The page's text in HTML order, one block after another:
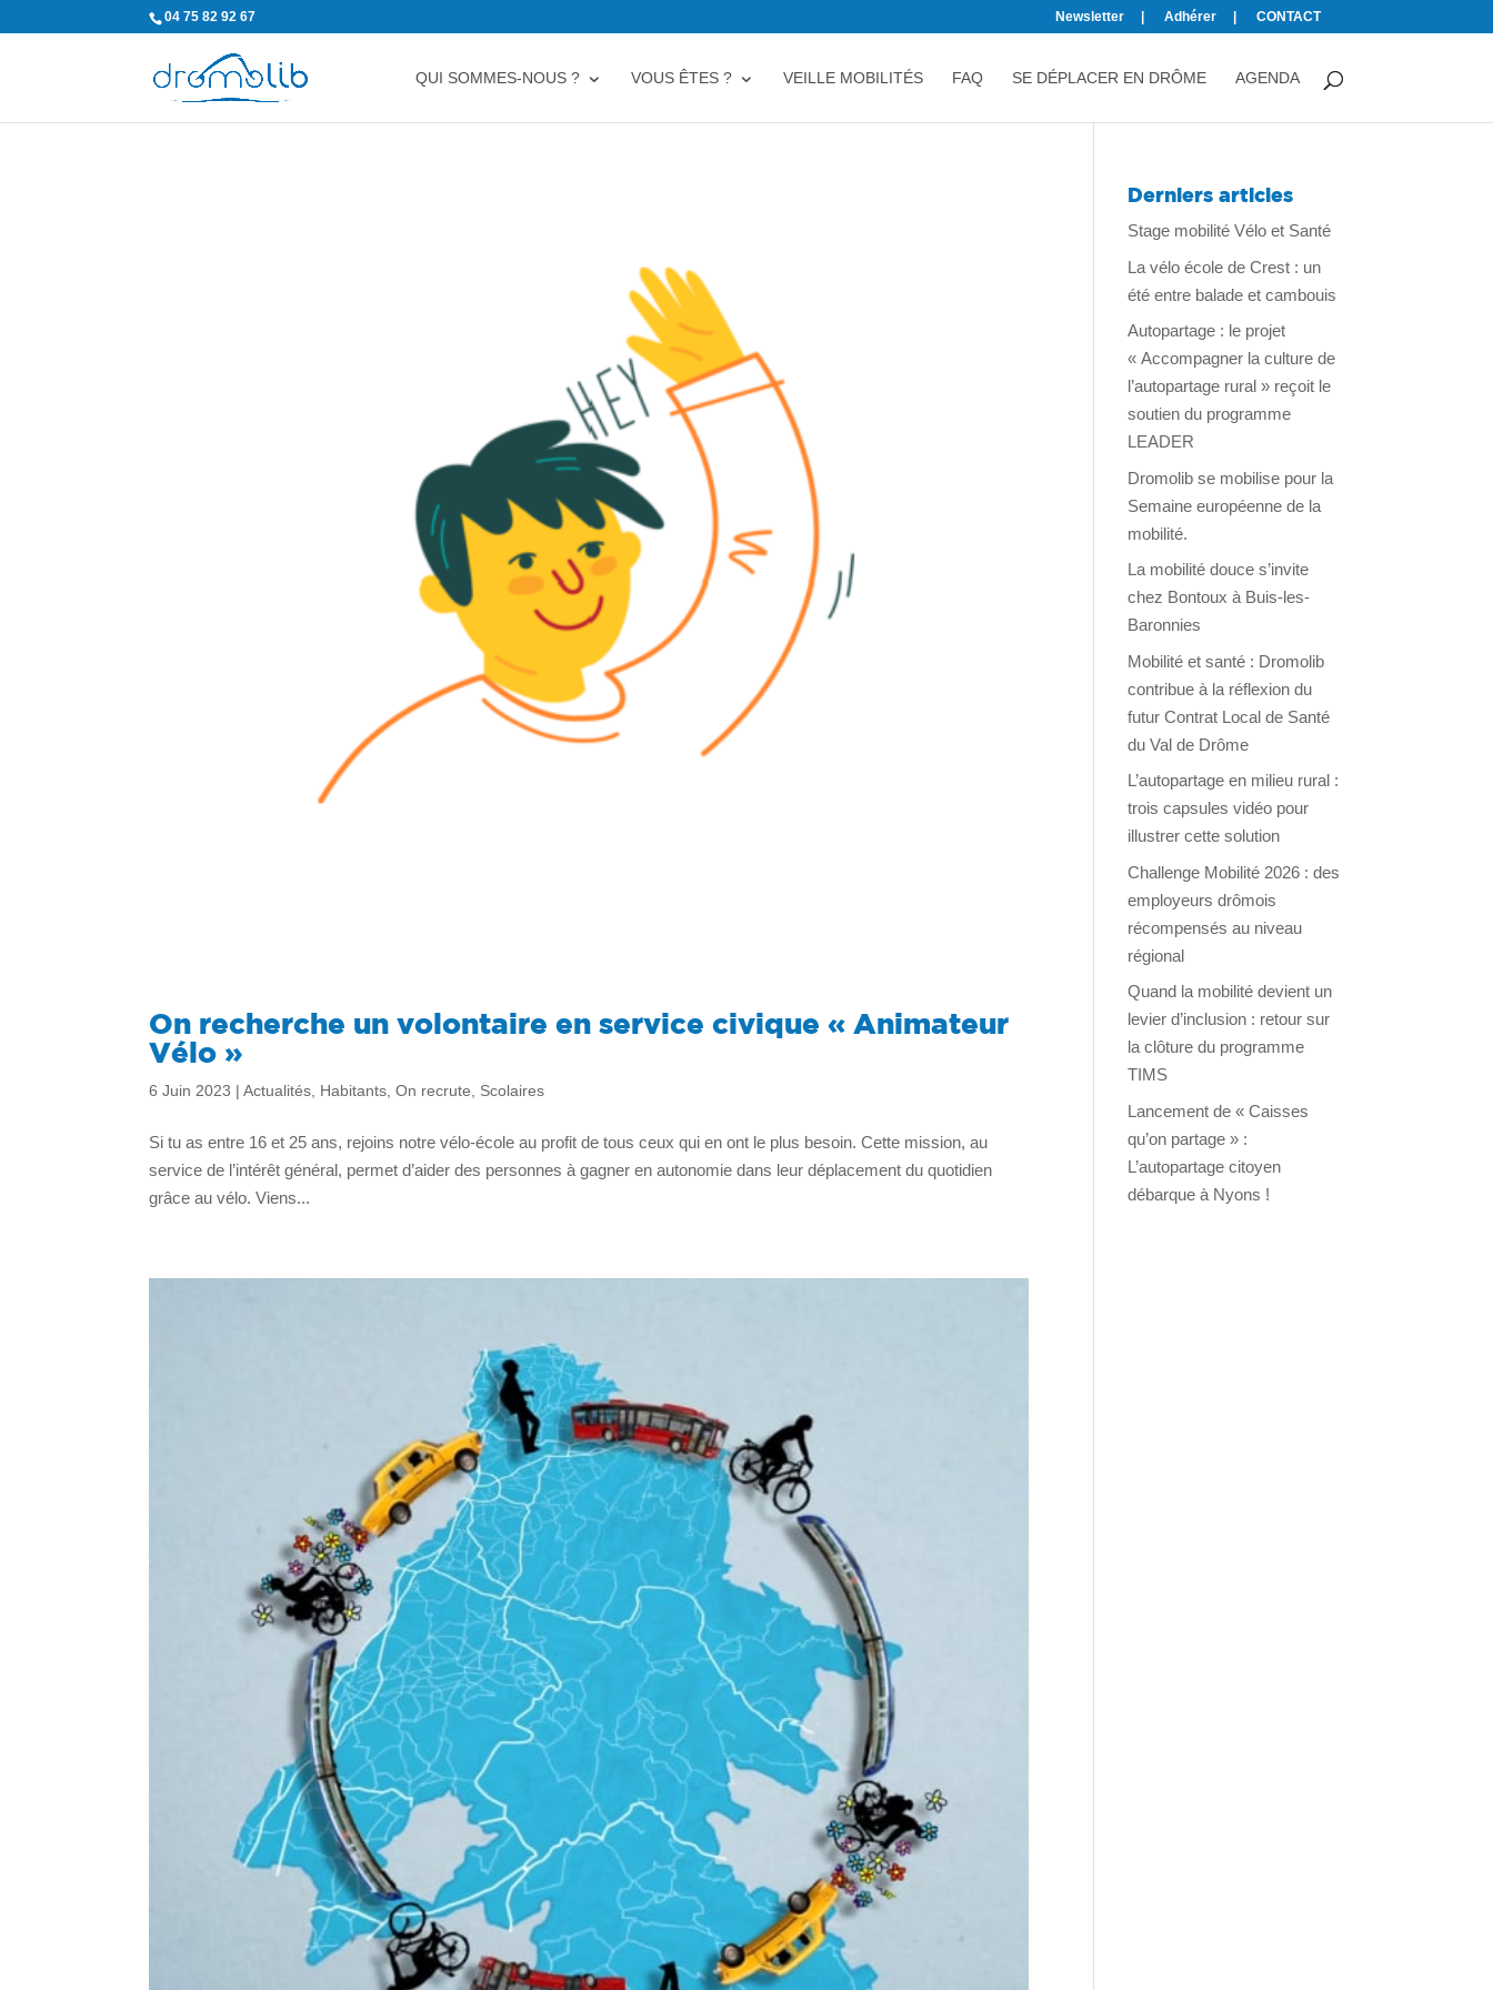
04 75 82 92 67 Newsletter Adhérer CONTACT
QUI SOMMES-NOUS ? VOUS ÊTES ? VEILLE MOBILITÉS FAQ SE DÉPLACER EN DRÔME AGENDA
On recherche un volontaire en service civique « Animateur
Vélo »
6 Juin 2023 |Actualités, Habitants,On recrute, Scolaires
Si tu as entre 16 et 25 ans, rejoins notre vélo-école au profit de tous ceux qui en ont le plus besoin. Cette mission, au
service de l’intérêt général, permet d’aider des personnes à gagner en autonomie dans leur déplacement du quotidien
grâce au vélo. Viens...
Derniers articles
Stage mobilité Vélo et Santé
La vélo école de Crest : un
été entre balade et cambouis
Autopartage : le projet
« Accompagner la culture de
l’autopartage rural » reçoit le
soutien du programme
LEADER
Dromolib se mobilise pour la
Semaine européenne de la
mobilité.
La mobilité douce s’invite
chez Bontoux à Buis-les-
Baronnies
Mobilité et santé : Dromolib
contribue à la réflexion du
futur Contrat Local de Santé
du Val de Drôme
L’autopartage en milieu rural :
trois capsules vidéo pour
illustrer cette solution
Challenge Mobilité 2026 : des
employeurs drômois
récompensés au niveau
régional
Quand la mobilité devient un
levier d’inclusion : retour sur
la clôture du programme
TIMS
Lancement de « Caisses
qu’on partage » :
L’autopartage citoyen
débarque à Nyons !